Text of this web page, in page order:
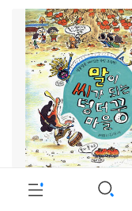
[도서] 말이 씨가 되는 덩